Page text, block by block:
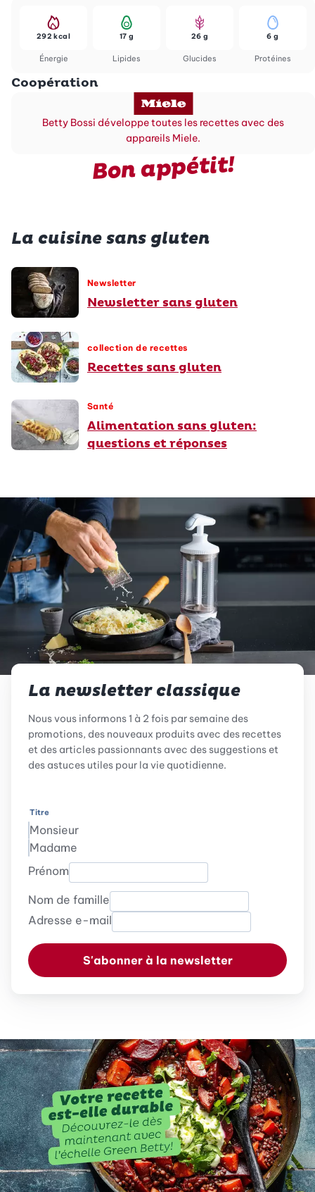
Énergie
292 kcal
Lipides
17 g
Glucides
26 g
Protéines
6 g
Coopération
Betty Bossi développe toutes les recettes avec des
appareils Miele.
Bon appétit!
La cuisine sans gluten
Newsletter
Newsletter sans gluten
collection de recettes
Recettes sans gluten
Santé
Alimentation sans gluten:
questions et réponses
La newsletter classique
Nous vous informons 1 à 2 fois par semaine des
promotions, des nouveaux produits avec des recettes
et des articles passionnants avec des suggestions et
des astuces utiles pour la vie quotidienne.
Titre
Monsieur
Madame
Prénom
Nom de famille
Adresse e-mail
S'abonner à la newsletter